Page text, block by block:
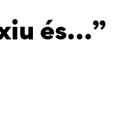
és…”